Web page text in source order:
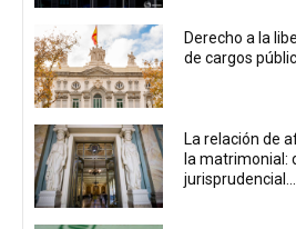
Derecho a la
de cargos
La relación de
la matrimonial:
jurisprudencial...